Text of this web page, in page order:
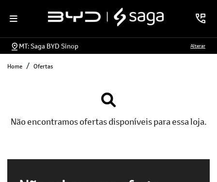
MT: Saga BYD Sinop Alterar
Home Ofertas
Não encontramos ofertas disponíveis para essa loja.